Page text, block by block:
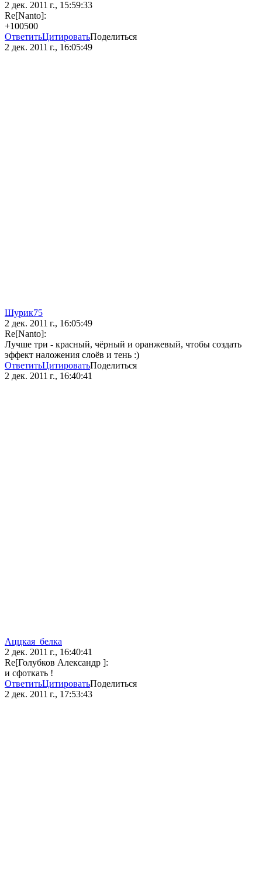
2 дек. 2011 г., 15:59:33
Re[Nanto]:
+100500
ОтветитьЦитироватьПоделиться
2 дек. 2011 г., 16:05:49
Шурик75
2 дек. 2011 г., 16:05:49
Re[Nanto]:
Лучше три - красный, чёрный и оранжевый, чтобы создать
эффект наложения слоёв и тень :)
ОтветитьЦитироватьПоделиться
2 дек. 2011 г., 16:40:41
Аццкая_белка
2 дек. 2011 г., 16:40:41
Re[Голубков Александр ]:
и сфоткать !
ОтветитьЦитироватьПоделиться
2 дек. 2011 г., 17:53:43